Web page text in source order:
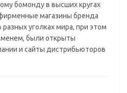
бомонду в высших кругах
магазины бренда
разных уголках мира, при этом
были открыты
и сайты дистрибьюторов